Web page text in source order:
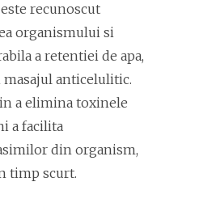
recunoscut
organismului si
a retentiei de apa,
anticelulitic.
a elimina toxinele
a facilita
din organism,
timp scurt.